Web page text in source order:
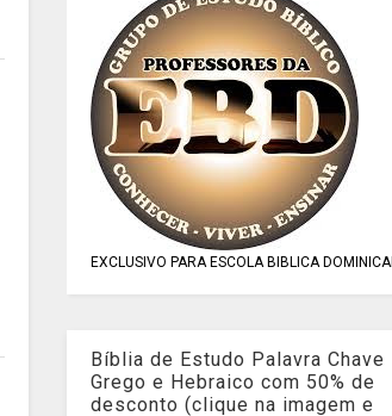
EXCLUSIVO PARA ESCOLA BIBLICA DOMINICAL
Bíblia de Estudo Palavra Chave
Grego e Hebraico com 50% de
desconto (clique na imagem e